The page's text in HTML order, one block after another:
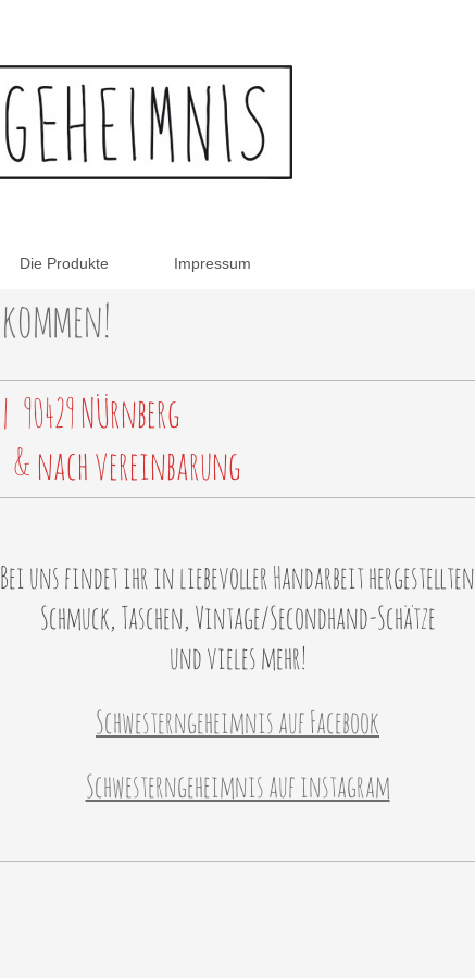
Die Produkte Impressum
NÜrnberg
nach vereinbarung
Bei uns findet ihr in liebevoller Handarbeit hergestellten
Schmuck, Taschen, Vintage/Secondhand-Schätze
und vieles mehr!
Schwesterngeheimnis auf Facebook
Schwesterngeheimnis auf instagram